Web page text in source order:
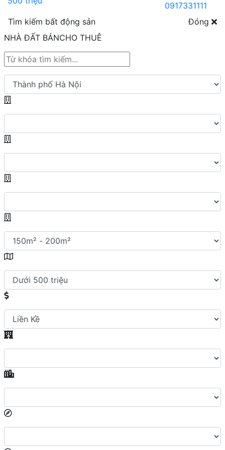
0917331111
Tìm kiếm bất động sản
Đóng
NHÀ ĐẤT BÁNCHO THUÊ